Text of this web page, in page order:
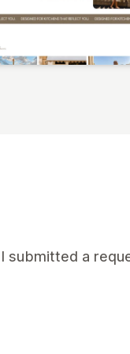
submitted a